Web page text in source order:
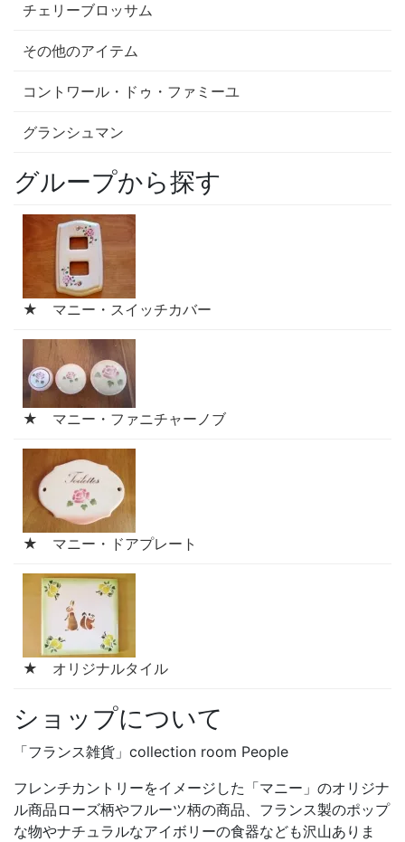
チェリーブロッサム
その他のアイテム
コントワール・ドゥ・ファミーユ
グランシュマン
グループから探す
★ マニー・スイッチカバー
★ マニー・ファニチャーノブ
★ マニー・ドアプレート
★ オリジナルタイル
ショップについて
「フランス雑貨」collection room People
フレンチカントリーをイメージした「マニー」のオリジナ
ル商品ローズ柄やフルーツ柄の商品、フランス製のポップ
な物やナチュラルなアイボリーの食器なども沢山ありま